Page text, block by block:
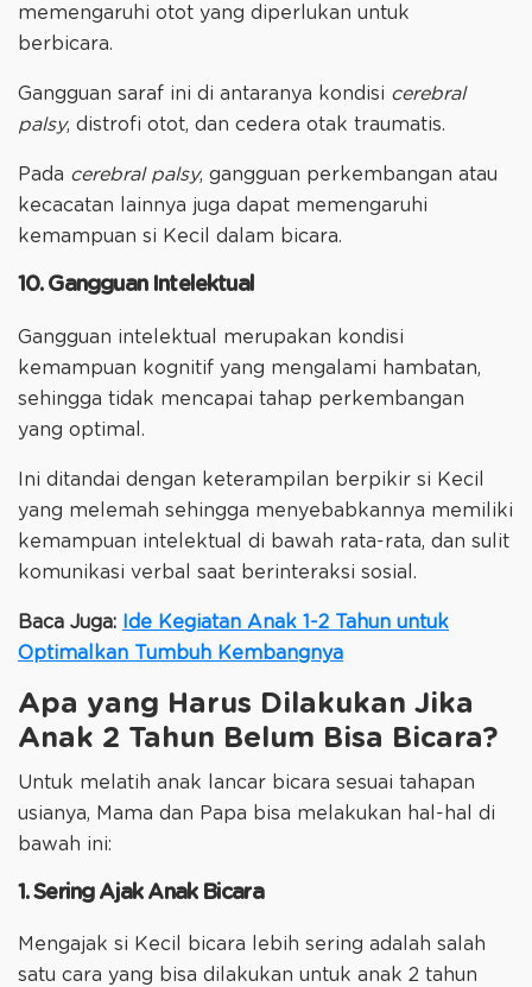
memengaruhi otot yang diperlukan untuk
berbicara.
Gangguan saraf ini di antaranya kondisi cerebral
palsy, distrofi otot, dan cedera otak traumatis.
Pada cerebral palsy, gangguan perkembangan atau
kecacatan lainnya juga dapat memengaruhi
kemampuan si Kecil dalam bicara.
10. Gangguan Intelektual
Gangguan intelektual merupakan kondisi
kemampuan kognitif yang mengalami hambatan,
sehingga tidak mencapai tahap perkembangan
yang optimal.
Ini ditandai dengan keterampilan berpikir si Kecil
yang melemah sehingga menyebabkannya memiliki
kemampuan intelektual di bawah rata-rata, dan sulit
komunikasi verbal saat berinteraksi sosial.
Baca Juga:
Ide Kegiatan Anak 1-2 Tahun untuk
Optimalkan Tumbuh Kembangnya
Apa yang Harus Dilakukan Jika
Anak 2 Tahun Belum Bisa Bicara?
Untuk melatih anak lancar bicara sesuai tahapan
usianya, Mama dan Papa bisa melakukan hal-hal di
bawah ini:
1. Sering Ajak Anak Bicara
Mengajak si Kecil bicara lebih sering adalah salah
satu cara yang bisa dilakukan untuk anak 2 tahun